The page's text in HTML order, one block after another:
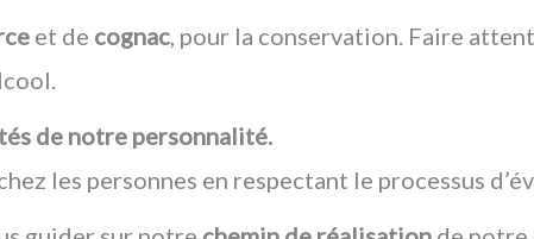
et de cognac, pour la conservation. Faire
côtés de notre personnalité.
les personnes en respectant le processus